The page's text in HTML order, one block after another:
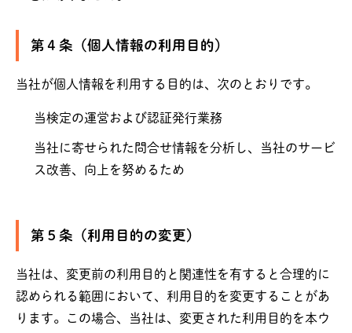
第４条（個人情報の利用目的）
当社が個人情報を利用する目的は、次のとおりです。
当検定の運営および認証発行業務
当社に寄せられた問合せ情報を分析し、当社のサービ
ス改善、向上を努めるため
第５条（利用目的の変更）
当社は、変更前の利用目的と関連性を有すると合理的に
認められる範囲において、利用目的を変更することがあ
ります。この場合、当社は、変更された利用目的を本ウ